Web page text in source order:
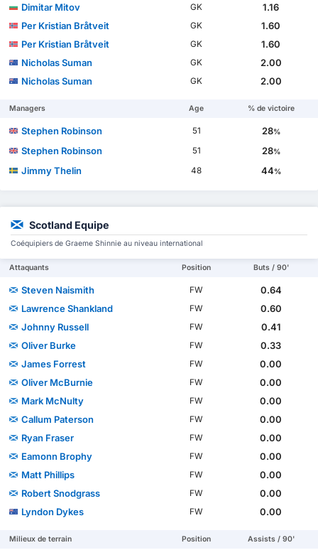
Dimitar Mitov
GK
1.16
Per Kristian Bråtveit
GK
1.60
Per Kristian Bråtveit
GK
1.60
Nicholas Suman
GK
2.00
Nicholas Suman
GK 2.00
Managers Age % de victoire
Stephen Robinson 51 28%
Stephen Robinson 51 28%
Jimmy Thelin 48 44%
Scotland Equipe
Coéquipiers de Graeme Shinnie au niveau international
Attaquants Position Buts / 90'
Steven Naismith FW
0.64
Lawrence Shankland
FW
0.60
Johnny Russell
FW
0.41
Oliver Burke
FW
0.33
James Forrest
FW
0.00
Oliver McBurnie
FW
0.00
Mark McNulty
FW
0.00
Callum Paterson
FW
0.00
Ryan Fraser
FW
0.00
Eamonn Brophy
FW
0.00
Matt Phillips
FW
0.00
Robert Snodgrass
FW
0.00
Lyndon Dykes
FW 0.00
Milieux de terrain Position Assists / 90'